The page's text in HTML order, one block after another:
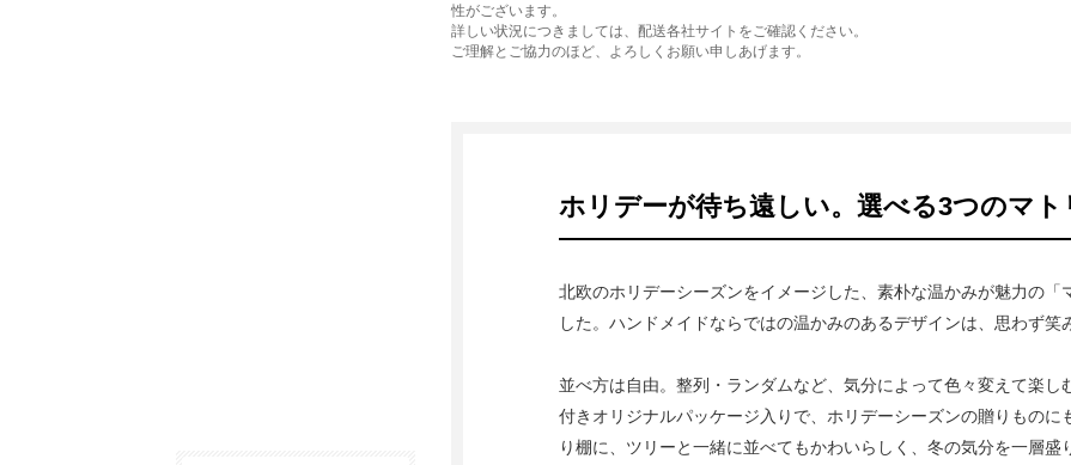
性がございます。
詳しい状況につきましては、配送各社サイトをご確認ください。
ご理解とご協力のほど、よろしくお願い申しあげます。
ホリデーが待ち遠しい。選べる3つのマト
北欧のホリデーシーズンをイメージした、素朴な温かみが魅力の「
した。ハンドメイドならではの温かみのあるデザインは、思わず笑
並べ方は自由。整列・ランダムなど、気分によって色々変えて楽し
付きオリジナルパッケージ入りで、ホリデーシーズンの贈りものに
り棚に、ツリーと一緒に並べてもかわいらしく、冬の気分を一層盛